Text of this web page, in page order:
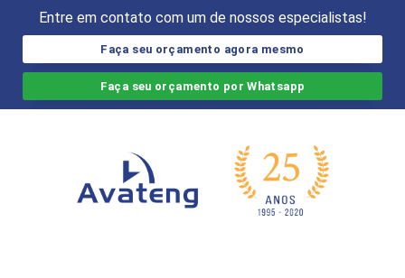
Entre em contato com um de nossos especialistas!
Faça seu orçamento agora mesmo
Faça seu orçamento por Whatsapp